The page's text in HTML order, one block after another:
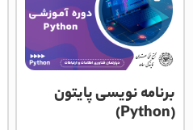
برنامه نویسی پایتون
(Python)